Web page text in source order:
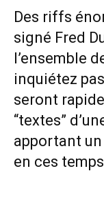
Des riffs
signé Fred
l’ensemble
inquiétez
seront
“textes”
apportant un
en ces